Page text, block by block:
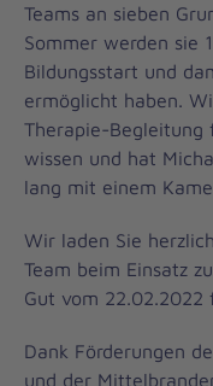
Teams an sieben
Sommer werden sie
Bildungsstart und
ermöglicht haben.
Therapie-
wissen und hat
lang mit einem
Wir laden Sie
Team beim Einsatz
Gut vom 22.02.2022
Dank Förderungen
und der